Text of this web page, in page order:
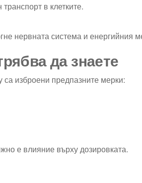
в клетките.
нервната система и енергийния
да знаете
изброени предпазните мерки:
е влияние върху дозировката.